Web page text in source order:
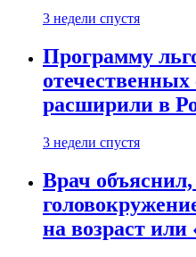
3 недели спустя
Программу
отечественных
расширили в
3 недели спустя
Врач
на возраст или